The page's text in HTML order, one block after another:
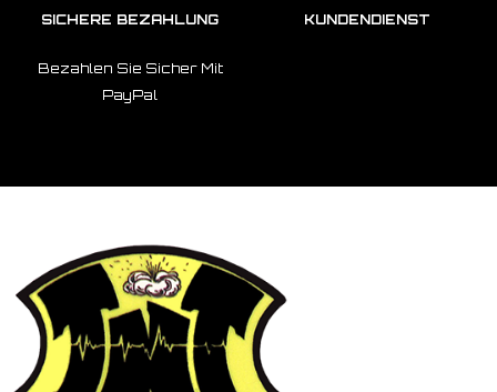
SICHERE BEZAHLUNG
Bezahlen Sie Sicher Mit
PayPal
KUNDENDIENST